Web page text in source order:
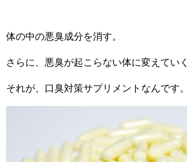
体の中の悪臭成分を消す。
さらに、悪臭が起こらない体に変えていく
それが、口臭対策サプリメントなんです。